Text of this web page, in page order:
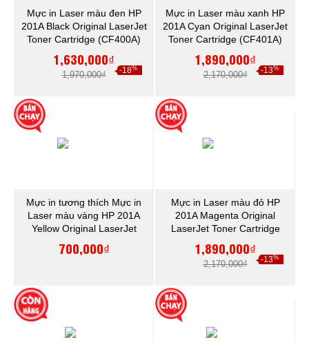
Mực in Laser màu đen HP
201A Black Original LaserJet
Toner Cartridge (CF400A)
1,630,000₫
1,970,000₫ -18%
Mực in Laser màu xanh HP
201A Cyan Original LaserJet
Toner Cartridge (CF401A)
1,890,000₫
2,170,000₫ -13%
Mực in tương thích Mực in
Laser màu vàng HP 201A
Yellow Original LaserJet
700,000₫
Mực in Laser màu đỏ HP
201A Magenta Original
LaserJet Toner Cartridge
1,890,000₫
2,170,000₫ -13%